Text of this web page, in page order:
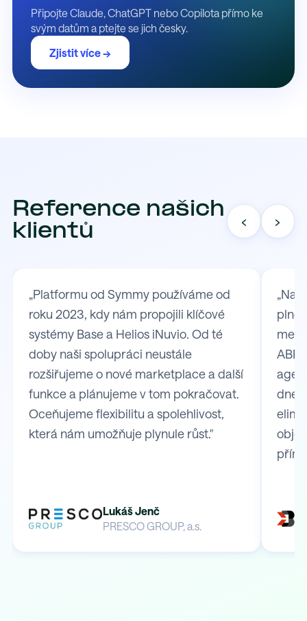
Připojte Claude, ChatGPT nebo Copilota přímo ke
svým datům a ptejte se jich česky.
Zjistit více →
Reference našich
klientů
‹ ›
„Platformu od Symmy používáme od
roku 2023, kdy nám propojili klíčové
systémy Base a Helios iNuvio. Od té
doby naši spolupráci neustále
rozšiřujeme o nové marketplace a další
funkce a plánujeme v tom pokračovat.
Oceňujeme flexibilitu a spolehlivost,
která nám umožňuje plynule růst."
Lukáš Jenč
PRESCO GROUP, a.s.
„Na
plně
mezi
dnes